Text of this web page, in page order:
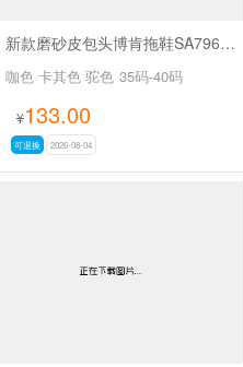
新款磨砂皮包头博肯拖鞋SA796-10
咖色 卡其色 驼色 35码-40码
¥133.00
可退换 2026-08-04